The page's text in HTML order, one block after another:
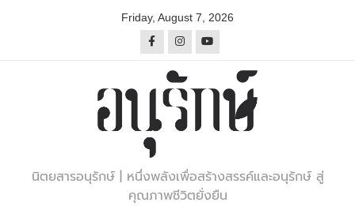
Friday, August 7, 2026
นิตยสารอนุรักษ์ | หนึ่งพลังเพื่อสร้างสรรค์และอนุรักษ์ สู่
คุณภาพชีวิตยั่งยืน